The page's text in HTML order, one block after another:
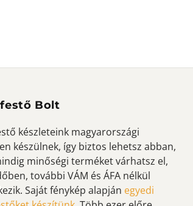
Bolt
készleteink magyarországi
készülnek, így biztos lehetsz abban,
minőségi terméket várhatsz el,
további VÁM és ÁFA nélkül
Saját fénykép alapján egyedi